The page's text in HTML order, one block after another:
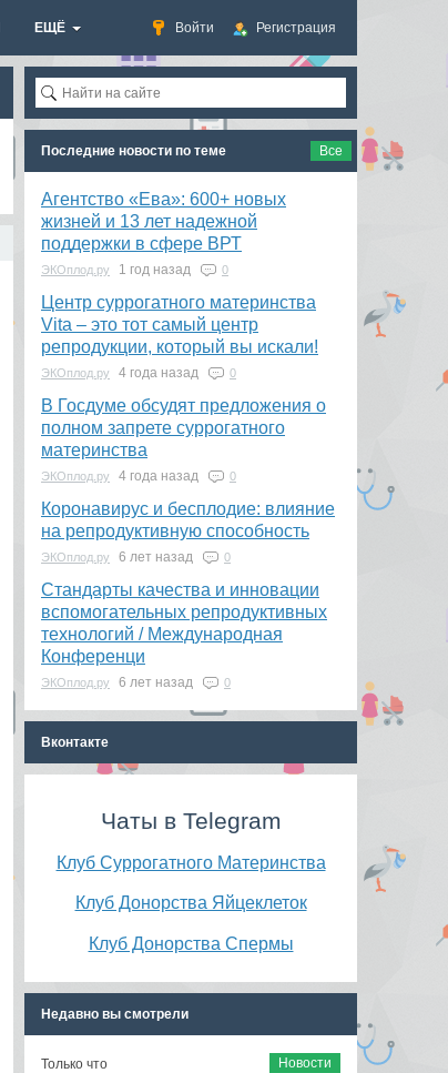
Войти Регистрация
ЕЩЁ
Последние новости по теме Все
Агентство «Ева»: 600+ новых
жизней и 13 лет надежной
поддержки в сфере ВРТ
ЭКОплод.ру 1 год назад 0
​Центр суррогатного материнства
Vita – это тот самый центр
репродукции, который вы искали!
ЭКОплод.ру 4 года назад 0
В Госдуме обсудят предложения о
полном запрете суррогатного
материнства
ЭКОплод.ру 4 года назад 0
Коронавирус и бесплодие: влияние
на репродуктивную способность
ЭКОплод.ру 6 лет назад 0
​Стандарты качества и инновации
вспомогательных репродуктивных
технологий / Международная
Конференци
ЭКОплод.ру 6 лет назад 0
Вконтакте
Чаты в Telegram
Клуб Суррогатного Материнства
Клуб Донорства Яйцеклеток
Клуб Донорства Спермы
Недавно вы смотрели
Новости
Только что